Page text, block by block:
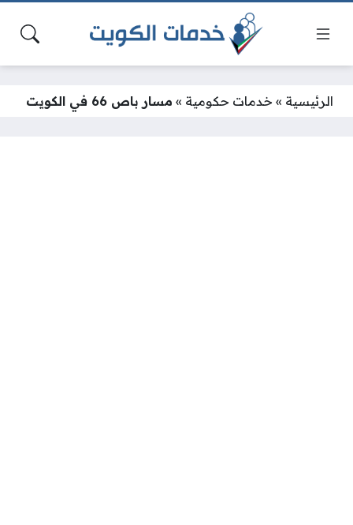
الرئيسية » خدمات حكومية » مسار باص 66 في الكويت